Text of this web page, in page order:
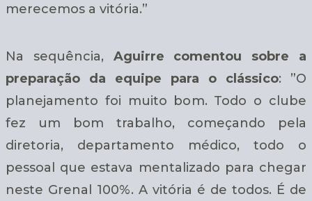
merecemos a vitória.”
Na sequência, Aguirre comentou sobre a
preparação da equipe para o clássico: ”O
planejamento foi muito bom. Todo o clube
fez um bom trabalho, começando pela
diretoria, departamento médico, todo o
pessoal que estava mentalizado para chegar
neste Grenal 100%. A vitória é de todos. É de